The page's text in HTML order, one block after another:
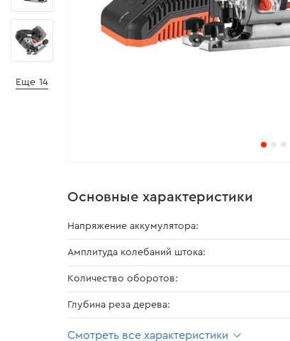
Еще 14
Основные характеристики
Напряжение аккумулятора:
Амплитуда колебаний штока:
Количество оборотов:
Глубина реза дерева:
Смотреть все характеристики